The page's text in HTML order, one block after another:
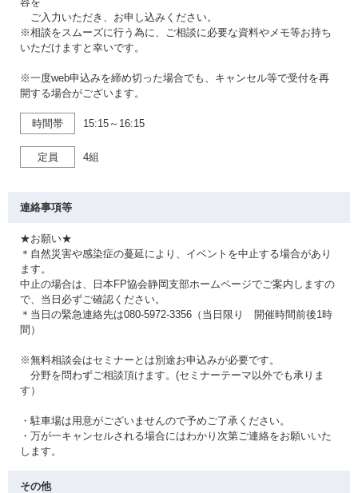
ご入力いただき、お申し込みください。
※相談をスムーズに行う為に、ご相談に必要な資料やメモ等お持ち
いただけますと幸いです。
※一度web申込みを締め切った場合でも、キャンセル等で受付を再
開する場合がございます。
時間帯 15:15～16:15
定員 4組
連絡事項等
★お願い★
＊自然災害や感染症の蔓延により、イベントを中止する場合があり
ます。
中止の場合は、日本FP協会静岡支部ホームページでご案内しますの
で、当日必ずご確認ください。
＊当日の緊急連絡先は080-5972-3356（当日限り 開催時間前後1時
間）
※無料相談会はセミナーとは別途お申込みが必要です。
分野を問わずご相談頂けます。(セミナーテーマ以外でも承りま
す）
・駐車場は用意がございませんので予めご了承ください。
・万が一キャンセルされる場合にはわかり次第ご連絡をお願いいた
します。
その他